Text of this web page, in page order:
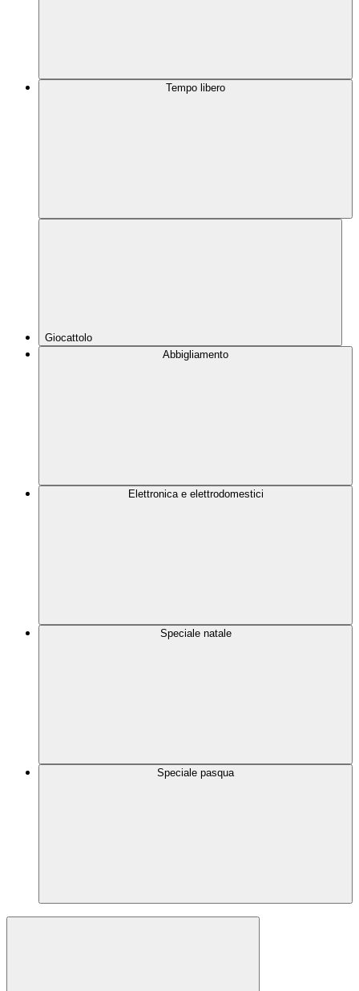
Tempo libero
Giocattolo
Abbigliamento
Elettronica e elettrodomestici
Speciale natale
Speciale pasqua